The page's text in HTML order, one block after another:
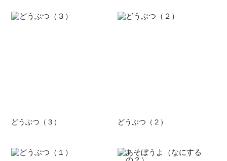
どうぶつ（３） どうぶつ（２）